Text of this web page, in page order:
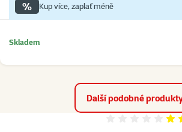
% Kup více, zaplať méně
Skladem
Další podobné
Hodnocení